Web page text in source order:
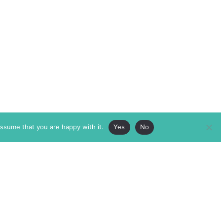
that you are happy with it. Yes No